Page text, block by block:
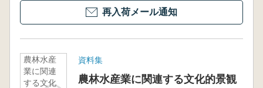
再入荷メール通知
農林水産
業に関連
する文化
資料集
農林水産業に関連する文化的景観